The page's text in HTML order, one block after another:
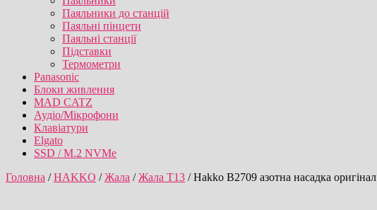
Паяльники до станцій
Паяльні пінцети
Паяльні станції
Підставки
Термометри
Panasonic
Блоки живлення
MAD CATZ
Аудіо/Мікрофони
Клавіатури
Elgato
SSD / M.2 NVMe
Головна /HAKKO /Жала /Жала T13 / Hakko B2709 азотна насадка оригінал